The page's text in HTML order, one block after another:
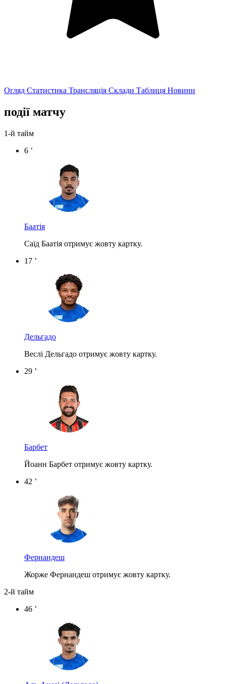
Огляд Статистика Трансляція Склади Таблиця Новини
події матчу
1-й тайм
6 ’
Баатія
Саїд Баатія отримує жовту картку.
17 ’
Дельгадо
Веслі Дельгадо отримує жовту картку.
29 ’
Барбет
Йоанн Барбет отримує жовту картку.
42 ’
Фернандеш
Жорже Фернандеш отримує жовту картку.
2-й тайм
46 ’